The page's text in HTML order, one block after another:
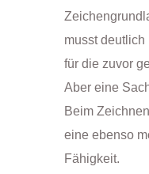
musst
für die zuvor
Aber eine
Beim
eine ebenso
Fähigkeit.